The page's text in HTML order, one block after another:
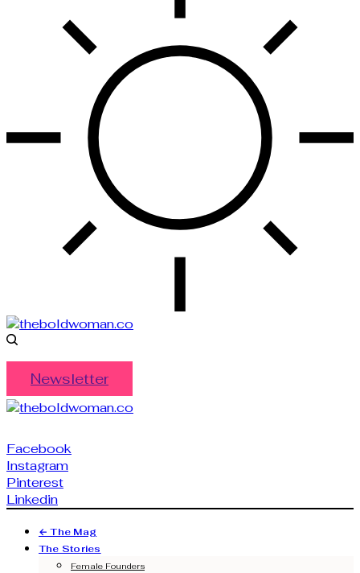
Newsletter
Facebook
Instagram
Pinterest
Linkedin
← The Mag
The Stories
Female Founders